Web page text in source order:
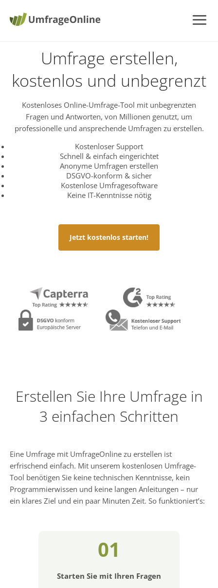
Umfrage erstellen,
kostenlos und unbegrenzt
Kostenloses Online-Umfrage-Tool mit unbegrenzten
Fragen und Antworten, von Millionen genutzt, um
professionelle und ansprechende Umfragen zu erstellen.
Kostenloser Support
Schnell & einfach eingerichtet
Anonyme Umfragen erstellen
DSGVO-konform & sicher
Kostenlose Umfragesoftware
Keine IT-Kenntnisse nötig
Jetzt kostenlos starten!
Erstellen Sie Ihre Umfrage in
3 einfachen Schritten
Eine Umfrage mit UmfrageOnline zu erstellen ist
erfrischend einfach. Mit unserem kostenlosen Umfrage-
Tool benötigen Sie keine technischen Kenntnisse, kein
Programmierwissen und keine langen Anleitungen – nur
ein klares Ziel und ein paar Minuten Zeit. So funktioniert’s:
01
Starten Sie mit Ihren Fragen